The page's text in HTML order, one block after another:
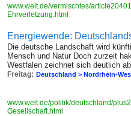
www.welt.de/vermischtes/
Ehrverletzung.html
Energiewende:
Die deutsche Landschaft wird
Mensch und Natur Doch zurzeit
Westfalen zeichnet sich deutlich
Freitag: Deutschland > Nordrhein-
www.welt.de/politik/deutschland/
Gesellschaft.html